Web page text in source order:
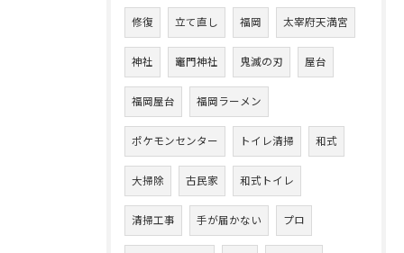
修復 立て直し 福岡 太宰府天満宮
神社 竈門神社 鬼滅の刃 屋台
福岡屋台 福岡ラーメン
ポケモンセンター トイレ清掃 和式
大掃除 古民家 和式トイレ
清掃工事 手が届かない プロ